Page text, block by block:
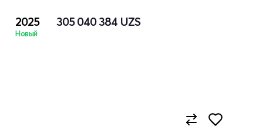
2025
Новый
305 040 384 UZS